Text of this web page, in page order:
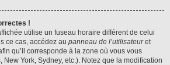
!
utilise un fuseau horaire différent de celui
ce cas, accédez au panneau de l’utilisateuret
qu’il corresponde à la zone où vous vous
New York, Sydney, etc.). Notez que la modification